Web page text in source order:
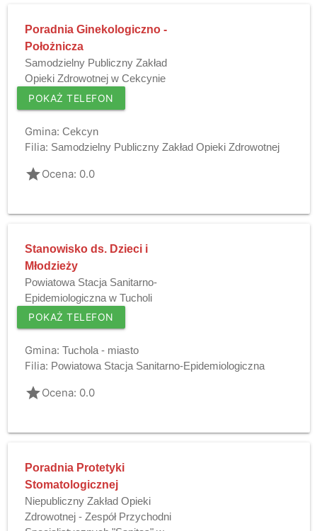
Poradnia Ginekologiczno -
Położnicza
Samodzielny Publiczny Zakład
Opieki Zdrowotnej w Cekcynie
POKAŻ TELEFON
Gmina: Cekcyn
Filia: Samodzielny Publiczny Zakład Opieki Zdrowotnej
gradeOcena: 0.0
Stanowisko ds. Dzieci i
Młodzieży
Powiatowa Stacja Sanitarno-
Epidemiologiczna w Tucholi
POKAŻ TELEFON
Gmina: Tuchola - miasto
Filia: Powiatowa Stacja Sanitarno-Epidemiologiczna
gradeOcena: 0.0
Poradnia Protetyki
Stomatologicznej
Niepubliczny Zakład Opieki
Zdrowotnej - Zespół Przychodni